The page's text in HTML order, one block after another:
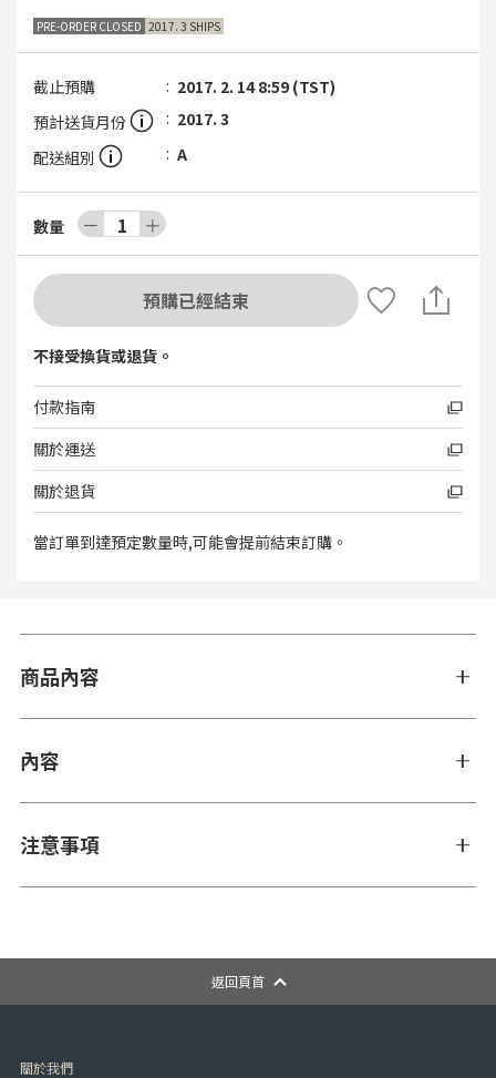
PRE-ORDER CLOSED 2017. 3 SHIPS
截止預購
2017. 2. 14 8:59 (TST)
預計送貨月份
2017. 3
配送組別
A
數量 － 1 ＋
預購已經結束
不接受換貨或退貨。
付款指南
關於運送
關於退貨
當訂單到達預定數量時,可能會提前結束訂購。
商品內容
內容
注意事項
返回頁首
關於我們